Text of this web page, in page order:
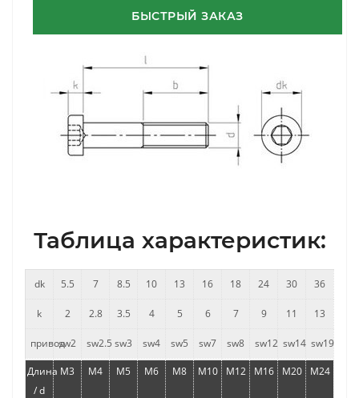
БЫСТРЫЙ ЗАКАЗ
Таблица характеристик:
dk 5.5 7 8.5 10 13 16 18 24 30 36
k 2 2.8 3.5 4 5 6 7 9 11 13
приводsw2 sw2.5 sw3 sw4 sw5 sw7 sw8 sw12 sw14 sw19
Длина
/ d
M3 M4 M5 M6 M8 M10 M12 M16 M20 M24